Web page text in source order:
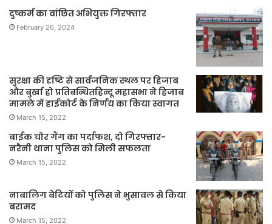
दुष्कर्म का वांछित अभियुक्त गिरफ्तार
February 26, 2024
सुरक्षा की दृष्टि से सार्वजनिक स्थल पर हिजाब
और बुर्खा हो प्रतिबन्धितहिन्दू महासभा ने हिजाब
मामले में हाईकोर्ट के निर्णय का किया स्वागत
March 15, 2022
बाईक चोर गैंग का पर्दाफश, दो गिरफ्तार-
नरैनी थाना पुलिस को मिली सफलता
March 15, 2022
नाबालिग बेटियों को पुलिस ने भुसावल से किया
बरामद
March 15, 2022